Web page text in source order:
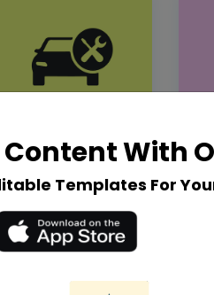
With
Templates For